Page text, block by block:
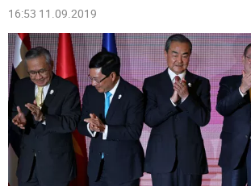
16:53 11.09.2019